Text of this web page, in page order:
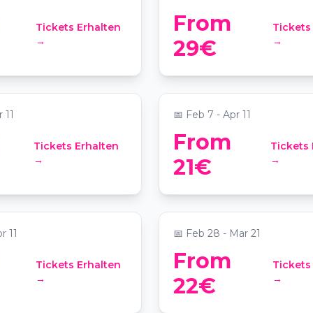
Tickets Erhalten
→
From
29€
→
Catarina
Tickets Erhalten
→
intemporais como
Bach e outros
📍Igreja de Santa Catarina
📅 Feb 7 - Apr 11
From
21€
Tickets
→
Marquês Hotel
11
Tickets Erhalten
→
Anos 80
📍EPIC SANA Marquês
📅 Feb 28 - Mar 21
From
22€
→
SOCIAIS